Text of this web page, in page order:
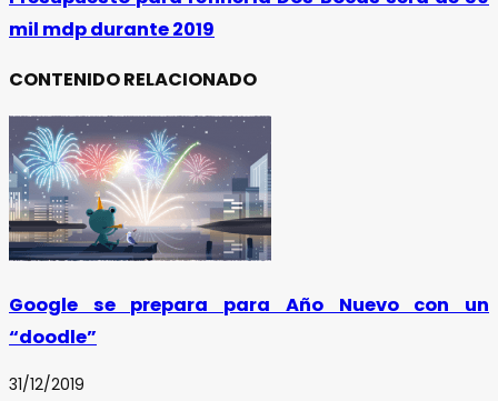
mil mdp durante 2019
CONTENIDO RELACIONADO
Google se prepara para Año Nuevo con un
“doodle”
31/12/2019